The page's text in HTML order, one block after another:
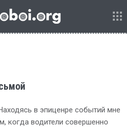
в эпиценре событий мне
когда водители совершенно